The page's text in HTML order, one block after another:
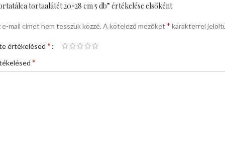
tortaalátét 20×28 cm 5 db” értékelése elsőként
e-mail címet nem tesszük közzé. A kötelező mezőket * karakterrel
értékelésed *
*